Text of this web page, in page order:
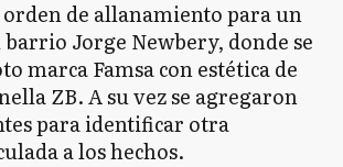
de allanamiento para un
Jorge Newbery, donde se
marca Famsa con estética de
ZB. A su vez se agregaron
para identificar otra
a los hechos.